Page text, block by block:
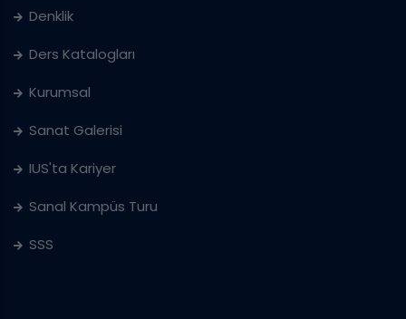
Denklik
Ders Katalogları
Kurumsal
Sanat Galerisi
IUS'ta Kariyer
Sanal Kampüs Turu
SSS